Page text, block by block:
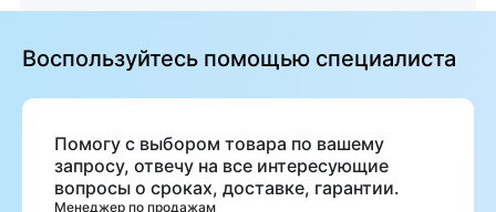
Воспользуйтесь помощью специалиста
Помогу с выбором товара по вашему
запросу, отвечу на все интересующие
вопросы о сроках, доставке, гарантии.
Менеджер по продажам